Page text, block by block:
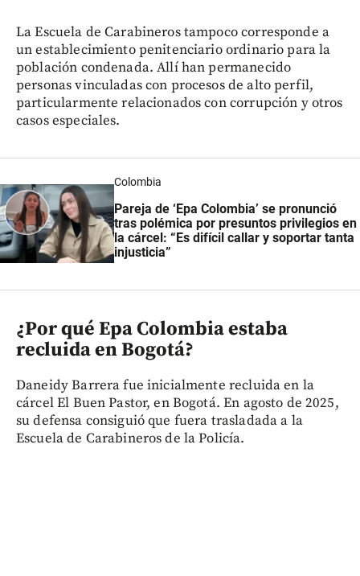
La Escuela de Carabineros tampoco corresponde a
un establecimiento penitenciario ordinario para la
población condenada. Allí han permanecido
personas vinculadas con procesos de alto perfil,
particularmente relacionados con corrupción y otros
casos especiales.
Colombia
Pareja de ‘Epa Colombia’ se pronunció
tras polémica por presuntos privilegios en
la cárcel: “Es difícil callar y soportar tanta
injusticia”
¿Por qué Epa Colombia estaba
recluida en Bogotá?
Daneidy Barrera fue inicialmente recluida en la
cárcel El Buen Pastor, en Bogotá. En agosto de 2025,
su defensa consiguió que fuera trasladada a la
Escuela de Carabineros de la Policía.